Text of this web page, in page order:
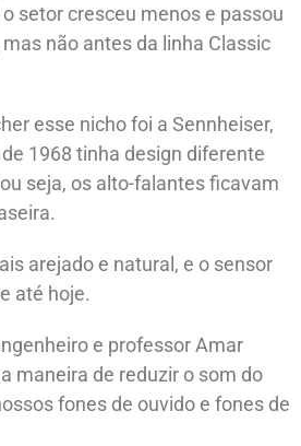
setor cresceu menos e passou
não antes da linha Classic
esse nicho foi a Sennheiser,
1968 tinha design diferente
seja, os alto-falantes ficavam
arejado e natural, e o sensor
até hoje.
e professor Amar
maneira de reduzir o som do
fones de ouvido e fones de